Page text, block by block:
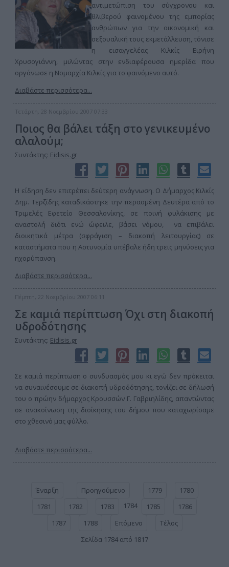
αντιμετώπιση του σύγχρονου και
θλιβερού φαινομένου της εμπορίας
ανθρώπων για την οικονομική και
σεξουαλική τους εκμετάλλευση, τόνισε
η εισαγγελέας Κιλκίς Ειρήνη
Χρυσογιάννη, μιλώντας στην ενδιαφέρουσα ημερίδα που
οργάνωσε η Νομαρχία Κιλκίς για το φαινόμενο αυτό.
Διαβάστε περισσότερα...
Τετάρτη, 28 Νοεμβρίου 2007 07:33
Ποιος θα βάλει τάξη στο γενικευμένο
αλαλούμ;
Συντάκτης: Eidisis.gr
Η είδηση δεν επιτρέπει δεύτερη ανάγνωση. Ο Δήμαρχος Κιλκίς
Δημ. Τερζίδης καταδικάστηκε την περασμένη Δευτέρα από το
Τριμελές Εφετείο Θεσσαλονίκης, σε ποινή φυλάκισης με
αναστολή διότι ενώ ώφειλε, βάσει νόμου, να επιβάλει
διοικητικά μέτρα (σφράγιση – διακοπή λειτουργίας) σε
καταστήματα που η Αστυνομία υπέβαλε ήδη τρεις μηνύσεις για
ηχορύπανση.
Διαβάστε περισσότερα...
Πέμπτη, 22 Νοεμβρίου 2007 06:11
Σε καμιά περίπτωση Όχι στη διακοπή
υδροδότησης
Συντάκτης: Eidisis.gr
Σε καμιά περίπτωση ο συνδυασμός μου κι εγώ δεν πρόκειται
να συναινέσουμε σε διακοπή υδροδότησης, τονίζει σε δήλωσή
του ο πρώην δήμαρχος Κρουσσών Γ. Γαβριηλίδης, απαντώντας
σε ανακοίνωση της διοίκησης του δήμου που καταχωρίσαμε
στο χθεσινό μας φύλλο.
Διαβάστε περισσότερα...
Έναρξη Προηγούμενο 1779
1780
1781
1782 1783 1784 1785
1786
1787
1788 Επόμενο
Τέλος
Σελίδα 1784 από 1817